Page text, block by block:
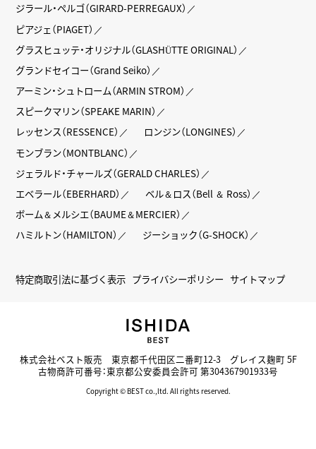
ジラール・ペルゴ（GIRARD-PERREGAUX）
ピアジェ（PIAGET）
グラスヒュッテ・オリジナル（GLASHÜTTE ORIGINAL）
グランドセイコー（Grand Seiko）
アーミン・シュトローム（ARMIN STROM）
スピークマリン（SPEAKE MARIN）
レッセンス（RESSENCE）
ロンジン（LONGINES）
モンブラン（MONTBLANC）
ジェラルド・チャールズ（GERALD CHARLES）
エベラール（EBERHARD）
ベル＆ロス（Bell ＆ Ross）
ボーム＆メルシエ（BAUME＆MERCIER）
ハミルトン（HAMILTON）
ジーショック（G-SHOCK）
特定商取引法に基づく表示 プライバシーポリシー サイトマップ
株式会社ベスト販売 東京都千代田区二番町12-3 グレイス麹町 5F
古物商許可番号：東京都公安委員会許可 第304367901933号
Copyright © BEST co.,ltd. All rights reserved.